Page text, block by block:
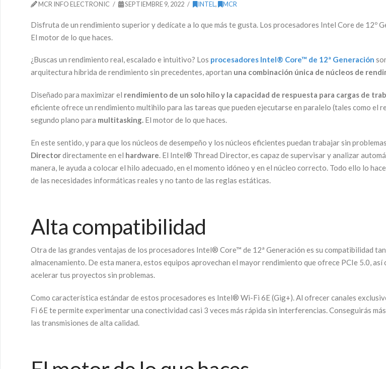
MCR INFO ELECTRONIC SEPTIEMBRE 9, 2022 INTEL, MCR
Disfruta de un rendimiento superior y dedícate a lo que más te gusta. Los procesadores Intel Core de 12º
El motor de lo que haces.
¿Buscas un rendimiento real, escalado e intuitivo? Los procesadores Intel® Core™ de 12ª Generación
arquitectura híbrida de rendimiento sin precedentes, aportan una combinación única de núcleos de
Diseñado para maximizar el rendimiento de un solo hilo y la capacidad de respuesta para cargas de
eficiente ofrece un rendimiento multihilo para las tareas que pueden ejecutarse en paralelo (tales como el
segundo plano para multitasking. El motor de lo que haces.
En este sentido, y para que los núcleos de desempeño y los núcleos eficientes puedan trabajar sin
Directordirectamente en el hardware. El Intel® Thread Director, es capaz de supervisar y analizar
manera, le ayuda a colocar el hilo adecuado, en el momento idóneo y en el núcleo correcto. Todo ello lo
de las necesidades informáticas reales y no tanto de las reglas estáticas.
Alta compatibilidad
Otra de las grandes ventajas de los procesadores Intel® Core™ de 12ª Generación es su compatibilidad
almacenamiento. De esta manera, estos equipos aprovechan el mayor rendimiento que ofrece PCIe 5.0,
acelerar tus proyectos sin problemas.
Como característica estándar de estos procesadores es Intel® Wi-Fi 6E (Gig+). Al ofrecer canales
Fi 6E te permite experimentar una conectividad casi 3 veces más rápida sin interferencias. Conseguirás
las transmisiones de alta calidad.